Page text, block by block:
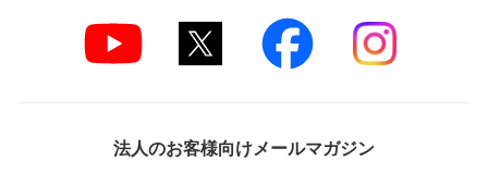
法人のお客様向けメールマガジン